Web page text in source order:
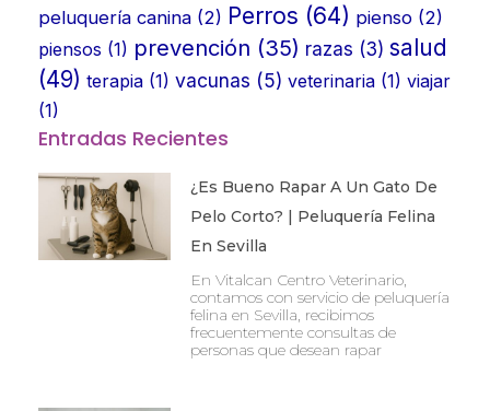
peluquería canina (2) Perros (64) pienso (2)
piensos (1) prevención (35) razas (3) salud
(49) terapia (1) vacunas (5) veterinaria (1) viajar
(1)
Entradas Recientes
¿Es Bueno Rapar A Un Gato De
Pelo Corto? | Peluquería Felina
En Sevilla
En Vitalcan Centro Veterinario,
contamos con servicio de peluquería
felina en Sevilla, recibimos
frecuentemente consultas de
personas que desean rapar